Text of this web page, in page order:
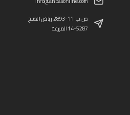
ص.ب: 11-2893 رياض الصلح
14-5287 المزرعة